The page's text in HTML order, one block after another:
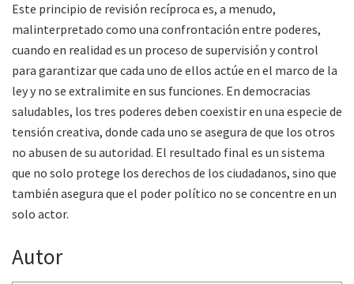
Este principio de revisión recíproca es, a menudo,
malinterpretado como una confrontación entre poderes,
cuando en realidad es un proceso de supervisión y control
para garantizar que cada uno de ellos actúe en el marco de la
ley y no se extralimite en sus funciones. En democracias
saludables, los tres poderes deben coexistir en una especie de
tensión creativa, donde cada uno se asegura de que los otros
no abusen de su autoridad. El resultado final es un sistema
que no solo protege los derechos de los ciudadanos, sino que
también asegura que el poder político no se concentre en un
solo actor.
Autor